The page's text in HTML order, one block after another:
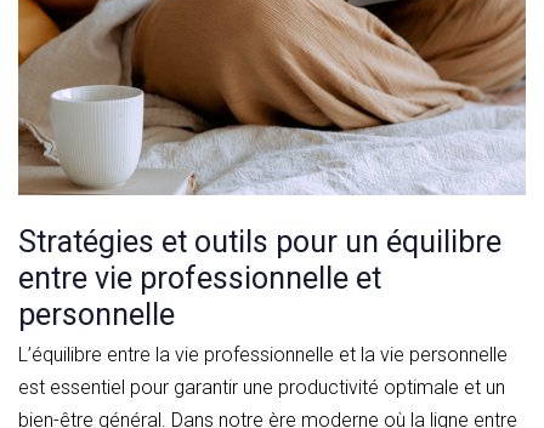
Stratégies et outils pour un équilibre
entre vie professionnelle et
personnelle
L’équilibre entre la vie professionnelle et la vie personnelle
est essentiel pour garantir une productivité optimale et un
bien-être général. Dans notre ère moderne où la ligne entre